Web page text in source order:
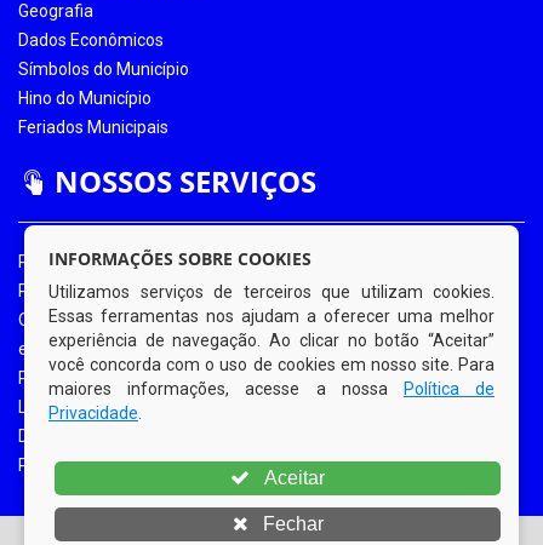
Geografia
Dados Econômicos
Símbolos do Município
Hino do Município
Feriados Municipais
NOSSOS SERVIÇOS
Portal da Transparência
Portal da Transparência COVID-19
Ouvidoria Eletrônica
e-SIC
Processos de Licitação
Licitações em Andamento
Diário Oficial
Portal do Contribuinte
INFORMAÇÕES SOBRE COOKIES
Utilizamos serviços de terceiros que utilizam cookies.
Essas ferramentas nos ajudam a oferecer uma melhor
experiência de navegação. Ao clicar no botão “Aceitar”
você concorda com o uso de cookies em nosso site. Para
maiores informações, acesse a nossa
Política de
Privacidade
Aceitar
Fechar